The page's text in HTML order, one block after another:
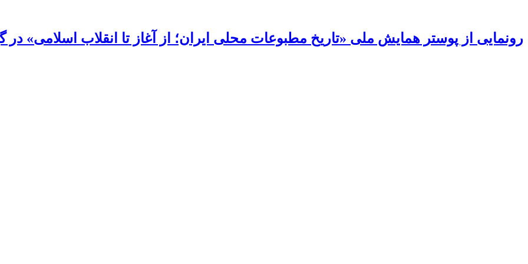
رونمایی از پوستر همایش ملی «تاریخ مطبوعات محلی ایران؛ از آغاز تا انقلاب اسلامی» در